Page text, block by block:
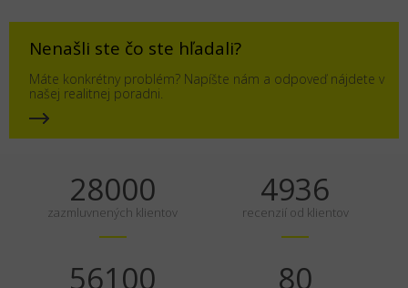
Nenašli ste čo ste hľadali?
Máte konkrétny problém? Napíšte nám a odpoveď nájdete v
našej realitnej poradni.
35000
zazmluvnených klientov
6170
recenzií od klientov
70125 100